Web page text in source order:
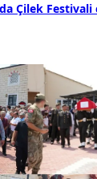
Çilek